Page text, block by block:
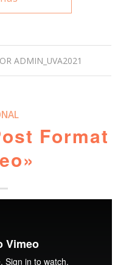
ADMIN_UVA2021
Format